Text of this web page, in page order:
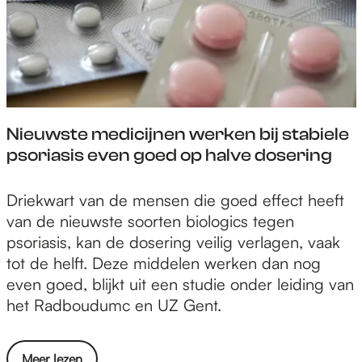
a
c
a
e
o
n
c
l
o
g
i
e
n
d
e
r
a
c
a
l
e
o
n
m
e
n
w
e
k
i
g
m
e
t
b
o
v
u
s
t
a
r
t
n
s
a
m
e
n
e
n
m
e
n
s
e
l
i
j
k
d
e
n
k
e
n
h
o
g
n
m
e
t
e
n
m
e
s
Nieuwste medicijnen werken bij stabiele
psoriasis even goed op halve dosering
N
i
e
u
w
s
e
Driekwart van de mensen die goed effect heeft
van de nieuwste soorten biologics tegen
psoriasis, kan de dosering veilig verlagen, vaak
tot de helft. Deze middelen werken dan nog
even goed, blijkt uit een studie onder leiding van
het Radboudumc en UZ Gent.
Meer lezen
o